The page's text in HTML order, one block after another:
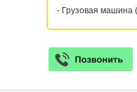
- Грузовая машина